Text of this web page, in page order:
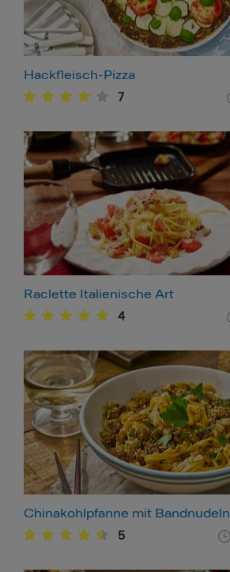
Hackfleisch-Pizza
7
Raclette Italienische Art
4
Chinakohlpfanne mit Bandnudeln
5